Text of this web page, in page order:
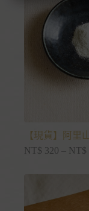
【現貨】阿里
NT$ 320 – NT$